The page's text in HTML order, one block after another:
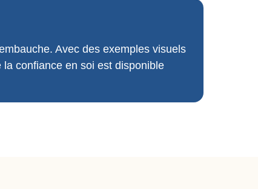
Avec des exemples visuels
confiance en soi est disponible